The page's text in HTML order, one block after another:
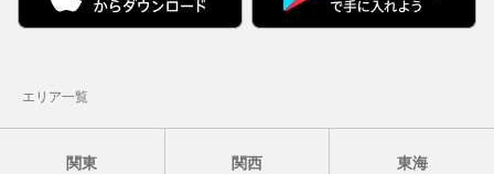
エリア一覧
関東 関西 東海